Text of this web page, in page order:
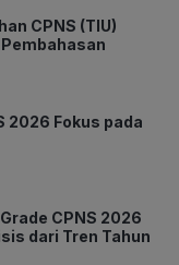
CPNS (TIU)
2026 Fokus pada
CPNS 2026
dari Tren Tahun